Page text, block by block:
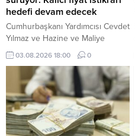
hedefi devam edecek
Cumhurbaşkanı Yardımcısı Cevdet
Yılmaz ve Hazine ve Maliye
Bakanı Mehmet Şimşek, temmuz
ayı enflasyon verilerini
değerlendirdi. Ekonomi yönetimi,
mali disiplin ve kalıcı fiyat istikrarı
hedefinden taviz verilmeyeceğini
vurguladı.
03.08.2026 18:00 0